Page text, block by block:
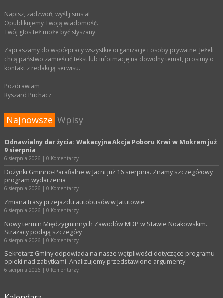
Napisz, zadzwoń, wyślij sms'a!
Opublikujemy Twoją wiadomość.
Twój głos też może być słyszany.
Zapraszamy do współpracy wszystkie organizacje i osoby prywatne. Jeżeli
chcą państwo zamieścić tekst lub informację na dowolny temat, prosimy o
kontakt z redakcją serwisu.
Pozdrawiam
Ryszard Puchacz
Najnowsze Wpisy
Odnawialny dar życia: Wakacyjna Akcja Poboru Krwi w Mokrem już
9 sierpnia
6 sierpnia 2026 | 0 Komentarzy
Dożynki Gminno-Parafialne w Jacni już 16 sierpnia. Znamy szczegółowy
program wydarzenia
6 sierpnia 2026 | 0 Komentarzy
Zmiana trasy przejazdu autobusów w Jatutowie
6 sierpnia 2026 | 0 Komentarzy
Nowy termin Międzygminnych Zawodów MDP w Stawie Noakowskim.
Strażacy podają szczegóły
6 sierpnia 2026 | 0 Komentarzy
Sekretarz Gminy odpowiada na nasze wątpliwości dotyczące programu
opieki nad zabytkami. Analizujemy przedstawione argumenty
6 sierpnia 2026 | 0 Komentarzy